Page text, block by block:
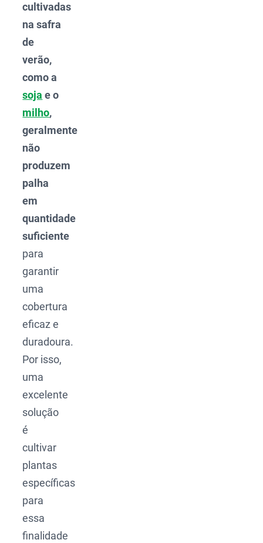
cultivadas
na safra
de
verão,
como a
soja e o
milho,
geralmente
não
produzem
palha
em
quantidade
suficiente
para
garantir
uma
cobertura
eficaz e
duradoura.
Por isso,
uma
excelente
solução
é
cultivar
plantas
específicas
para
essa
finalidade